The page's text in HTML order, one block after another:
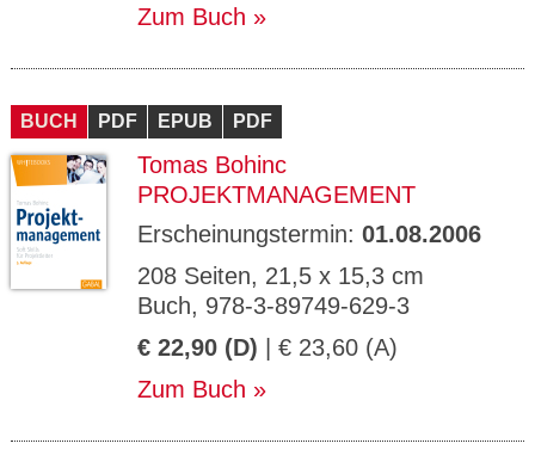
Zum Buch
BUCH PDF EPUB PDF
Tomas Bohinc
PROJEKTMANAGEMENT
Erscheinungstermin: 01.08.2006
208 Seiten, 21,5 x 15,3 cm
Buch, 978-3-89749-629-3
€ 22,90 (D) | € 23,60 (A)
Zum Buch